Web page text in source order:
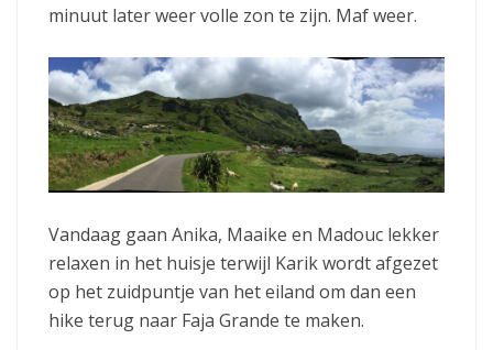
minuut later weer volle zon te zijn. Maf weer.
Vandaag gaan Anika, Maaike en Madouc lekker
relaxen in het huisje terwijl Karik wordt afgezet
op het zuidpuntje van het eiland om dan een
hike terug naar Faja Grande te maken.